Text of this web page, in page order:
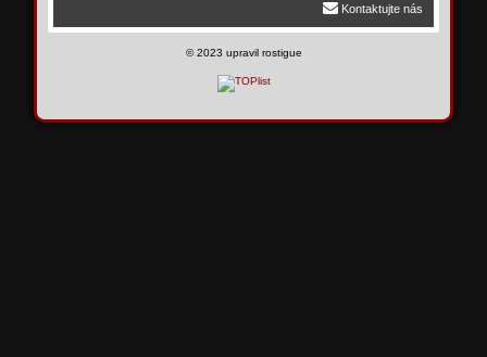
Kontaktujte nás
©2023 upravil rostigue